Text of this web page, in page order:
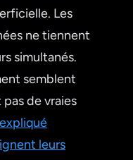
Les
ne tiennent
simultanés.
semblent
de vraies
leurs